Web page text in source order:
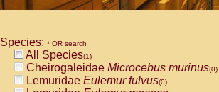
Species: * OR search
All Species(1)
Cheirogaleidae Microcebus murinus(0)
Lemuridae Eulemur fulvus(0)